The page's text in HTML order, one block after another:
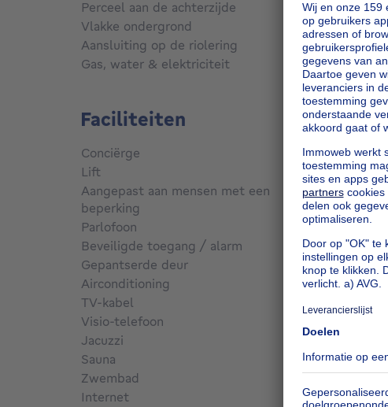
Perceel aan de achterzijde
Nee
Vlakke ondergrond
Ja
Aansluiting op de riolering
Aangesloten
Gas, water & elektriciteit
Ja
Faciliteiten
Conciërge
Nee
Lift
Nee
Aangepast aan mensen met een
beperking
Nee
Parlofoon
Nee
Beveiligde toegang / alarm
Nee
Gepantserde deur
Nee
Airconditioning
Nee
TV-kabel
Visio-telefoon
Jacuzzi
Nee
Sauna
Nee
Zwembad
Nee
Internet
Ja